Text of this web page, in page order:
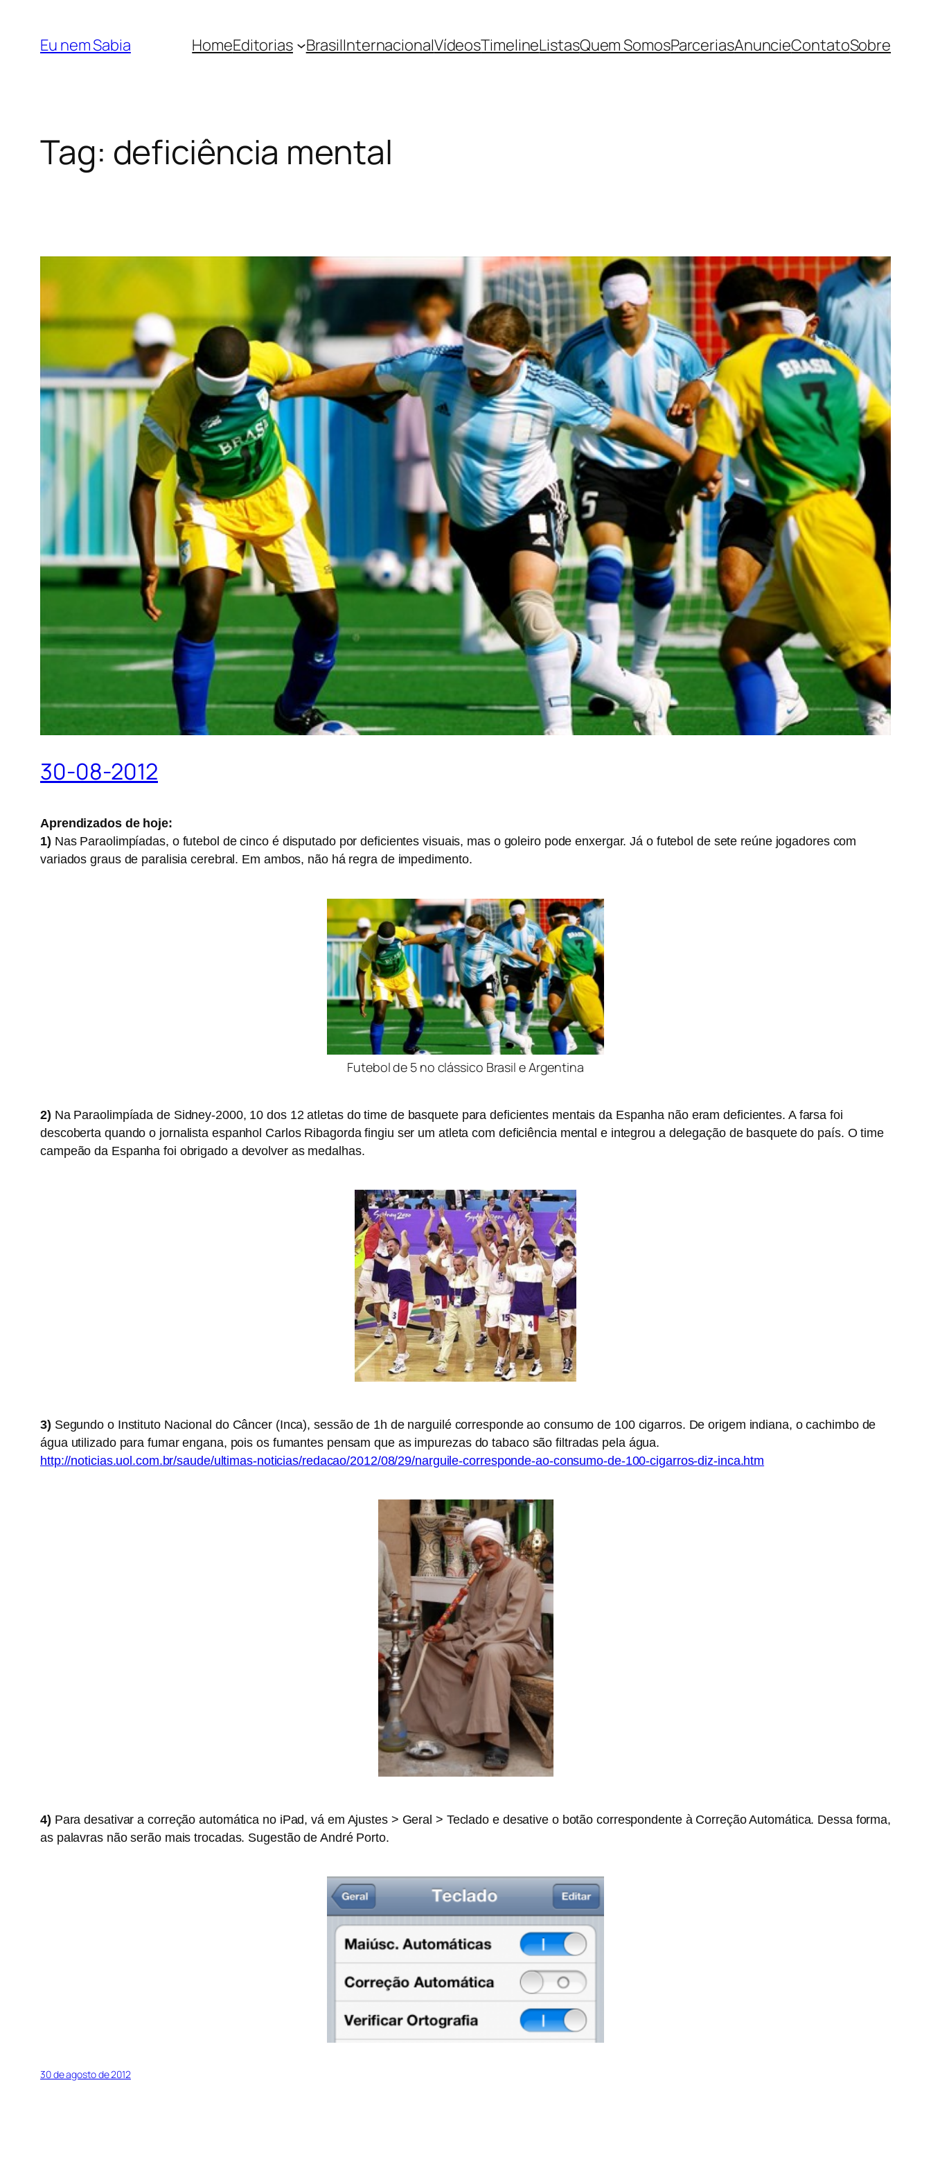
Eu nem Sabia HomeEditorias BrasilInternacionalVídeosTimelineListasQuem SomosParceriasAnuncieContatoSobre
Tag: deficiência mental
30-08-2012
Aprendizados de hoje:
1) Nas Paraolimpíadas, o futebol de cinco é disputado por deficientes visuais, mas o goleiro pode enxergar. Já o futebol de sete reúne jogadores com
variados graus de paralisia cerebral. Em ambos, não há regra de impedimento.
Futebol de 5 no clássico Brasil e Argentina
2) Na Paraolimpíada de Sidney-2000, 10 dos 12 atletas do time de basquete para deficientes mentais da Espanha não eram deficientes. A farsa foi
descoberta quando o jornalista espanhol Carlos Ribagordafingiu ser um atleta com deficiência mental e integrou a delegação de basquete do país. O time
campeão da Espanha foi obrigado a devolver as medalhas.
3) Segundo o Instituto Nacional do Câncer (Inca), sessão de 1h de narguilé corresponde ao consumo de 100 cigarros. De origem indiana, o cachimbo de
água utilizado para fumar engana, pois os fumantes pensam que as impurezas do tabaco são filtradas pela água.
http://noticias.uol.com.br/saude/ultimas-noticias/redacao/2012/08/29/narguile-corresponde-ao-consumo-de-100-cigarros-diz-inca.htm
4) Para desativar a correção automática no iPad, vá em Ajustes > Geral > Teclado e desative o botão correspondente à Correção Automática. Dessa forma,
as palavras não serão mais trocadas. Sugestão de André Porto.
30 de agosto de 2012